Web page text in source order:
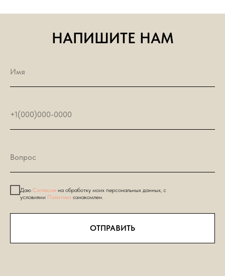
НАПИШИТЕ НАМ
Даю Согласие на обработку моих персональных данных, с
условиями Политики ознакомлен.
ОТПРАВИТЬ